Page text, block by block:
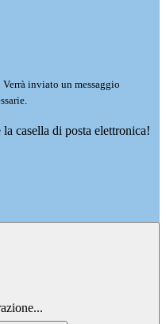
Verrà inviato un messaggio
casella di posta elettronica!